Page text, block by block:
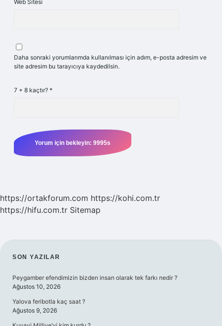
Web Sitesi
Daha sonraki yorumlarımda kullanılması için adım, e-posta adresim ve
site adresim bu tarayıcıya kaydedilsin.
7 + 8 kaçtır? *
https://ortakforum.com https://kohi.com.tr
https://hifu.com.tr Sitemap
SIDEBAR
SON YAZILAR
Peygamber efendimizin bizden insan olarak tek farkı nedir ?
Ağustos 10, 2026
Yalova feribotla kaç saat ?
Ağustos 9, 2026